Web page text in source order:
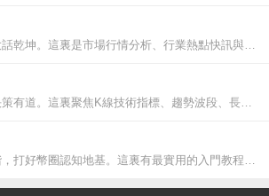
暢所欲言，大話乾坤。這裏是市場行情分析、行業熱點快訊與大戶追蹤的第一現場。無論是分享個人的交易心得與回憶錄，還是探討生活與財富的底層邏輯，都能在此破除信息繭房，與優秀的同行者高頻共振。
看盤有術，決策有道。這裏聚焦K線技術指標、趨勢波段、長短線實盤復盤與資金管理。謝絕浮躁口水，深挖交易心理與合約進階策略。一起在波動中磨練眼力，在風口中提高勝率。
從小白到進階，打好幣圈認知地基。這裏有最實用的入門教程、錢包操作指南、安全防護、交易所教學、術語科普和避坑指南，助你少走彎路，穩步上車。